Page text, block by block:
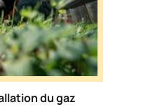
du gaz